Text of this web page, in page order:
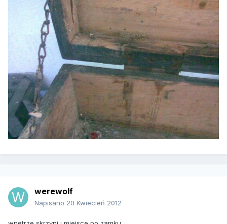
werewolf
Napisano 20 Kwiecień 2012